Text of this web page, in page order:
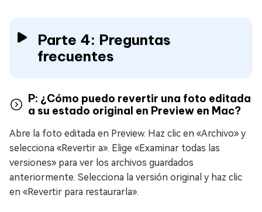
Parte 4: Preguntas
frecuentes
P: ¿Cómo puedo revertir una foto editada
a su estado original en Preview en Mac?
Abre la foto editada en Preview. Haz clic en «Archivo» y
selecciona «Revertir a». Elige «Examinar todas las
versiones» para ver los archivos guardados
anteriormente. Selecciona la versión original y haz clic
en «Revertir para restaurarla».